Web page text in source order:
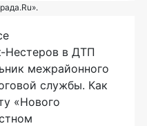
Нестеров в ДТП
межрайонного
службы. Как
«Нового